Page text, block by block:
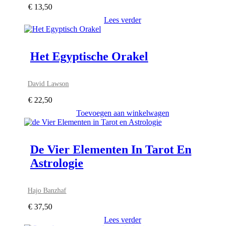
€ 13,50
Lees verder
Het Egyptische Orakel
David Lawson
€ 22,50
Toevoegen aan winkelwagen
De Vier Elementen In Tarot En
Astrologie
Hajo Banzhaf
€ 37,50
Lees verder